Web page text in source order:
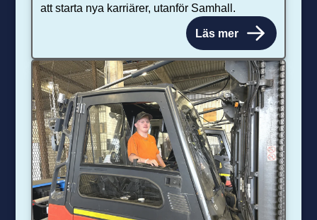
att starta nya karriärer, utanför Samhall.
Läs mer